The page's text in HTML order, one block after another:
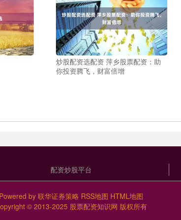
炒股配资选配资 萍乡股票配资：助
你投资腾飞，财富倍增
配资炒股平台
Powered by 联华证券策略 RSS地图 HTML地图
© 2013-2025 股票配资知识网 版权所有